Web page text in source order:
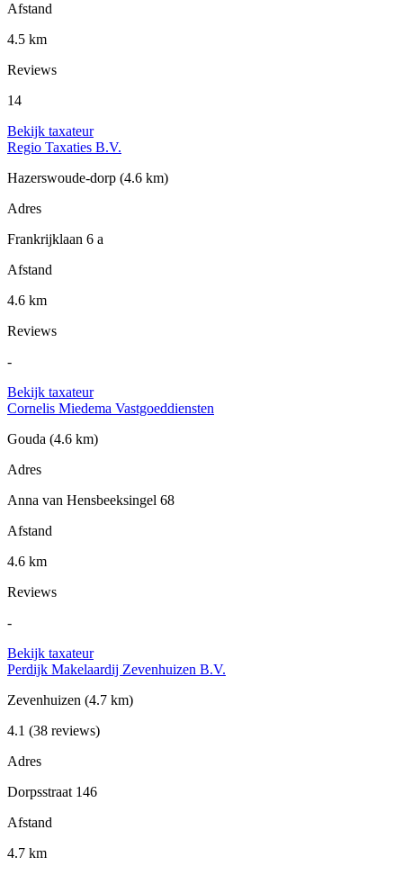
Afstand
4.5 km
Reviews
14
Bekijk taxateur
Regio Taxaties B.V.
Hazerswoude-dorp (4.6 km)
Adres
Frankrijklaan 6 a
Afstand
4.6 km
Reviews
-
Bekijk taxateur
Cornelis Miedema Vastgoeddiensten
Gouda (4.6 km)
Adres
Anna van Hensbeeksingel 68
Afstand
4.6 km
Reviews
-
Bekijk taxateur
Perdijk Makelaardij Zevenhuizen B.V.
Zevenhuizen (4.7 km)
4.1 (38 reviews)
Adres
Dorpsstraat 146
Afstand
4.7 km